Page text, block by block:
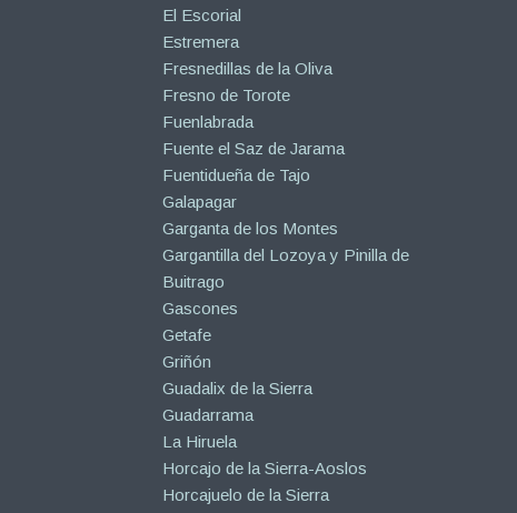
El Escorial
Estremera
Fresnedillas de la Oliva
Fresno de Torote
Fuenlabrada
Fuente el Saz de Jarama
Fuentidueña de Tajo
Galapagar
Garganta de los Montes
Gargantilla del Lozoya y Pinilla de
Buitrago
Gascones
Getafe
Griñón
Guadalix de la Sierra
Guadarrama
La Hiruela
Horcajo de la Sierra-Aoslos
Horcajuelo de la Sierra